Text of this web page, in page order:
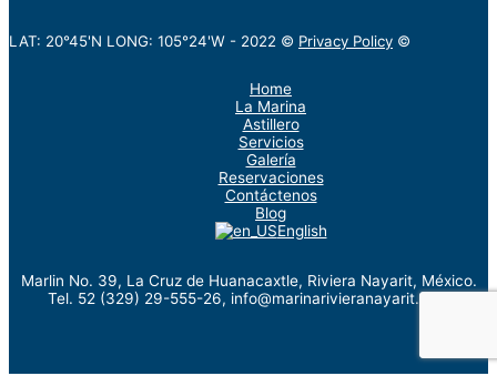
LAT: 20°45'N LONG: 105°24'W - 2022 © Privacy Policy ©
Home
La Marina
Astillero
Servicios
Galería
Reservaciones
Contáctenos
Blog
English
Marlin No. 39, La Cruz de Huanacaxtle, Riviera Nayarit, México.
Tel. 52 (329) 29-555-26, info@marinarivieranayarit.com